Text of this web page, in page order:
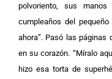
polvoriento, sus
cumpleaños del
ahora”. Pasó las páginas
en su corazón. “Míralo
hizo esa torta de